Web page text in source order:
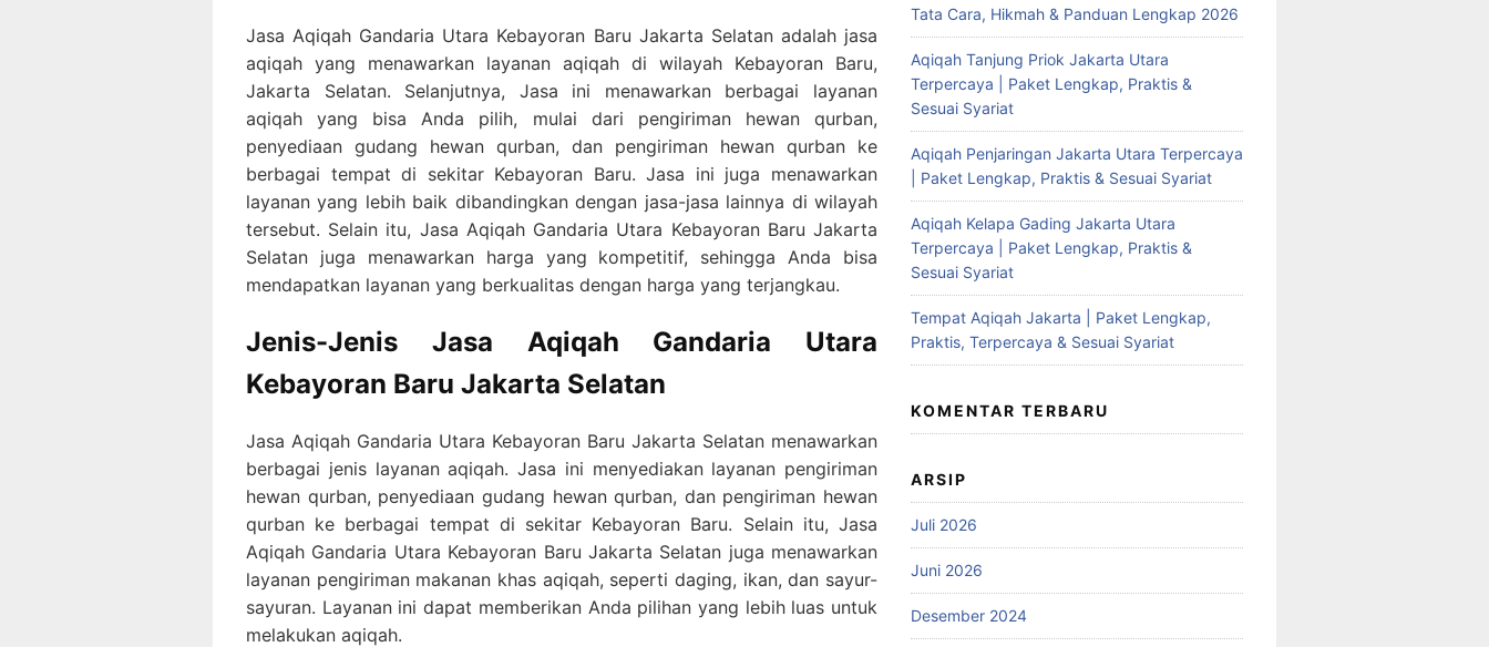
Jasa Aqiqah Gandaria Utara Kebayoran Baru Jakarta Selatan adalah jasa
aqiqah yang menawarkan layanan aqiqah di wilayah Kebayoran Baru,
Jakarta Selatan. Selanjutnya, Jasa ini menawarkan berbagai layanan
aqiqah yang bisa Anda pilih, mulai dari pengiriman hewan qurban,
penyediaan gudang hewan qurban, dan pengiriman hewan qurban ke
berbagai tempat di sekitar Kebayoran Baru. Jasa ini juga menawarkan
layanan yang lebih baik dibandingkan dengan jasa-jasa lainnya di wilayah
tersebut. Selain itu, Jasa Aqiqah Gandaria Utara Kebayoran Baru Jakarta
Selatan juga menawarkan harga yang kompetitif, sehingga Anda bisa
mendapatkan layanan yang berkualitas dengan harga yang terjangkau.
Jenis-Jenis Jasa Aqiqah Gandaria Utara
Kebayoran Baru Jakarta Selatan
Jasa Aqiqah Gandaria Utara Kebayoran Baru Jakarta Selatan menawarkan
berbagai jenis layanan aqiqah. Jasa ini menyediakan layanan pengiriman
hewan qurban, penyediaan gudang hewan qurban, dan pengiriman hewan
qurban ke berbagai tempat di sekitar Kebayoran Baru. Selain itu, Jasa
Aqiqah Gandaria Utara Kebayoran Baru Jakarta Selatan juga menawarkan
layanan pengiriman makanan khas aqiqah, seperti daging, ikan, dan sayur-
sayuran. Layanan ini dapat memberikan Anda pilihan yang lebih luas untuk
melakukan aqiqah.
Tata Cara, Hikmah & Panduan Lengkap 2026
Aqiqah Tanjung Priok Jakarta Utara
Terpercaya | Paket Lengkap, Praktis &
Sesuai Syariat
Aqiqah Penjaringan Jakarta Utara Terpercaya
| Paket Lengkap, Praktis & Sesuai Syariat
Aqiqah Kelapa Gading Jakarta Utara
Terpercaya | Paket Lengkap, Praktis &
Sesuai Syariat
Tempat Aqiqah Jakarta | Paket Lengkap,
Praktis, Terpercaya & Sesuai Syariat
KOMENTAR TERBARU
ARSIP
Juli 2026
Juni 2026
Desember 2024